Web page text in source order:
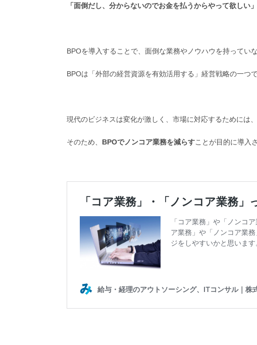
「面倒だし、分からないのでお金を払うからやって欲しい」
BPOを導入することで、面倒な業務やノウハウを持ってい
BPOは「外部の経営資源を有効活用する」経営戦略の一つで
現代のビジネスは変化が激しく、市場に対応するためには
そのため、 BPOでノンコア業務を減らすことが目的に導入